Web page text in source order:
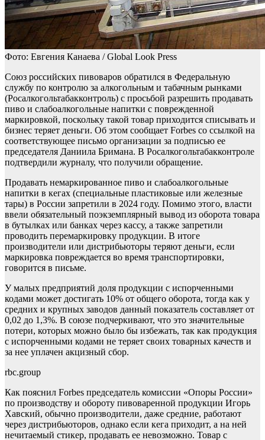
Фото: Евгения Канаева / Global Look Press
Союз российских пивоваров обратился в Федеральную
службу по контролю за алкогольным и табачным рынками
(Росалкогольтабакконтроль) с просьбой разрешить продавать
пиво и слабоалкогольные напитки с поврежденной
маркировкой, поскольку такой товар приходится списывать и
бизнес теряет деньги. Об этом сообщает Forbes со ссылкой на
соответствующее письмо организации за подписью ее
председателя Даниила Бримана. В Росалкогольтабакконтроле
подтвердили журналу, что получили обращение.
Продавать немаркированное пиво и слабоалкогольные
напитки в кегах (специальные пластиковые или железные
тары) в России запретили в 2024 году. Помимо этого, власти
ввели обязательный поэкземплярный вывод из оборота товара
в бутылках или банках через кассу, а также запретили
проводить перемаркировку продукции. В итоге
производители или дистрибьюторы теряют деньги, если
маркировка повреждается во время транспортировки,
говорится в письме.
У малых предприятий доля продукции с испорченными
кодами может достигать 10% от общего оборота, тогда как у
средних и крупных заводов данный показатель составляет от
0,02 до 1,3%. В союзе подчеркивают, что это значительные
потери, которых можно было бы избежать, так как продукция
с испорченными кодами не теряет своих товарных качеств и
за нее уплачен акцизный сбор.
rbc.group
Как пояснил Forbes председатель комиссии «Опоры России»
по производству и обороту пивоваренной продукции Игорь
Хавский, обычно производители, даже средние, работают
через дистрибьюторов, однако если кега приходит, а на ней
нечитаемый стикер, продавать ее невозможно. Товар с